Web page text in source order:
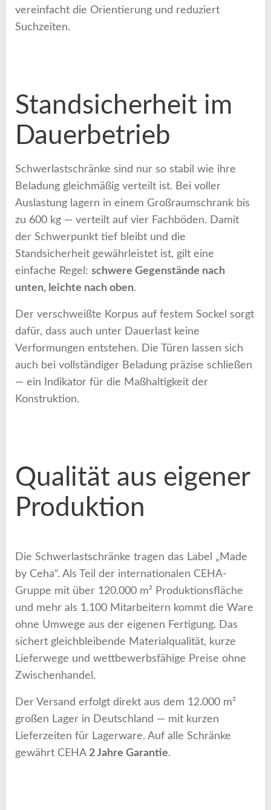
vereinfacht die Orientierung und reduziert
Suchzeiten.
Standsicherheit im
Dauerbetrieb
Schwerlastschränke sind nur so stabil wie ihre
Beladung gleichmäßig verteilt ist. Bei voller
Auslastung lagern in einem Großraumschrank bis
zu 600 kg — verteilt auf vier Fachböden. Damit
der Schwerpunkt tief bleibt und die
Standsicherheit gewährleistet ist, gilt eine
einfache Regel: schwere Gegenstände nach
unten, leichte nach oben.
Der verschweißte Korpus auf festem Sockel sorgt
dafür, dass auch unter Dauerlast keine
Verformungen entstehen. Die Türen lassen sich
auch bei vollständiger Beladung präzise schließen
— ein Indikator für die Maßhaltigkeit der
Konstruktion.
Qualität aus eigener
Produktion
Die Schwerlastschränke tragen das Label „Made
by Ceha“. Als Teil der internationalen CEHA-
Gruppe mit über 120.000 m² Produktionsfläche
und mehr als 1.100 Mitarbeitern kommt die Ware
ohne Umwege aus der eigenen Fertigung. Das
sichert gleichbleibende Materialqualität, kurze
Lieferwege und wettbewerbsfähige Preise ohne
Zwischenhandel.
Der Versand erfolgt direkt aus dem 12.000 m²
großen Lager in Deutschland — mit kurzen
Lieferzeiten für Lagerware. Auf alle Schränke
gewährt CEHA 2 Jahre Garantie.